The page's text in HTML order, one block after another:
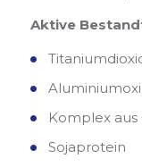
Aktive
Komplex
Sojaprotein